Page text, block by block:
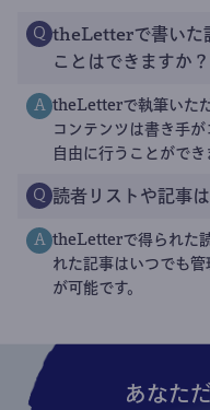
Q theLetterで書いた
ことはできますか？
A theLetterで執筆いた
コンテンツは書き手
自由に行うことができ
Q 読者リストや記事
A theLetterで得られた
れた記事はいつでも
が可能です。
あなた